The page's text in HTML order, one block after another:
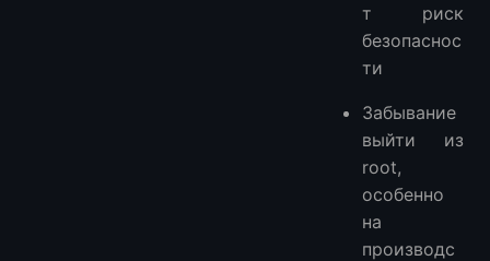
т риск
безопаснос
ти
Забывание
выйти из
root,
особенно
на
производс